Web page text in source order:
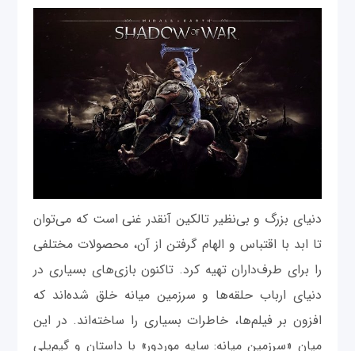
دنیای بزرگ و بی‌نظیر تالکین آنقدر غنی است که می‌توان
تا ابد با اقتباس و الهام گرفتن از آن، محصولات مختلفی
را برای طرف‌داران تهیه کرد. تاکنون بازی‌های بسیاری در
دنیای ارباب حلقه‌ها و سرزمین میانه خلق شده‌اند که
افزون بر فیلم‌ها، خاطرات بسیاری را ساخته‌اند. در این
میان «سرزمین میانه: سایه موردور» با داستان و گیم‌پلی